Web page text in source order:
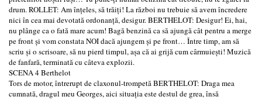
drum. ROLLET: Am înţeles, să trăiţi! La război nu trebuie să avem încredere
nici în cea mai devotată ordonanţă, desigur. BERTHELOT: Desigur! Ei, hai,
nu plânge ca o fată mare acum! Bagă benzină ca să ajungă cât pentru a merge
pe front şi vom constata NOI dacă ajungem şi pe front… Între timp, am să
scriu şi o scrisoare, să nu pierd timpul, aşa că ai grijă cum cârmuieşti! Muzică
de fanfară, terminată cu câteva explozii.
SCENA 4 Berthelot
Tors de motor, întrerupt de claxonul-trompetă BERTHELOT: Draga mea
cumnată, dragul meu Georges, aici situaţia este destul de grea, însă